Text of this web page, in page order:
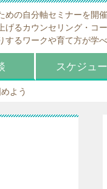
めの自分軸セミナーを開
げるカウンセリング・コ
するワークや育て方が学べ
スケジュ
よう